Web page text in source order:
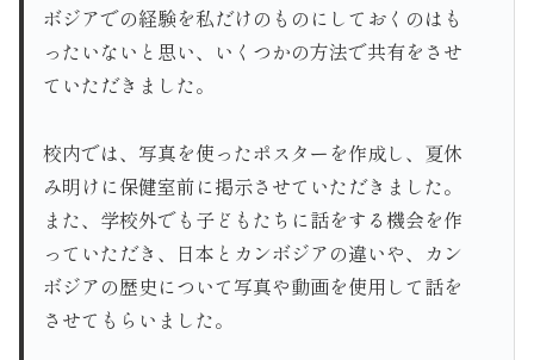
ボジアでの経験を私だけのものにしておくのはも
ったいないと思い、いくつかの方法で共有をさせ
ていただきました。
校内では、写真を使ったポスターを作成し、夏休
み明けに保健室前に掲示させていただきました。
また、学校外でも子どもたちに話をする機会を作
っていただき、日本とカンボジアの違いや、カン
ボジアの歴史について写真や動画を使用して話を
させてもらいました。